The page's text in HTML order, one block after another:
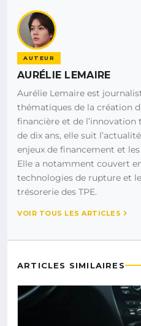
AUTEUR
AURÉLIE LEMAIRE
Aurélie Lemaire est
thématiques de la création
financière et de
de dix ans, elle suit
enjeux de financement et
Elle a notamment couvert
technologies de rupture et
trésorerie des TPE.
VOIR TOUS LES ARTICLES
ARTICLES SIMILAIRES